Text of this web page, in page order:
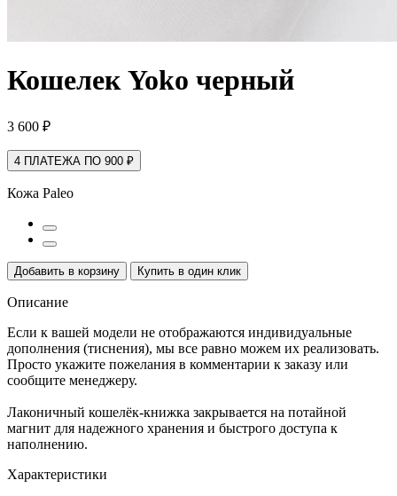
Кошелек Yoko черный
3 600 ₽
4 ПЛАТЕЖА ПО 900 ₽
Кожа Paleo
Добавить в корзину Купить в один клик
Описание
Если к вашей модели не отображаются индивидуальные
дополнения (тиснения), мы все равно можем их реализовать.
Просто укажите пожелания в комментарии к заказу или
сообщите менеджеру.
Лаконичный кошелёк-книжка закрывается на потайной
магнит для надежного хранения и быстрого доступа к
наполнению.
Характеристики